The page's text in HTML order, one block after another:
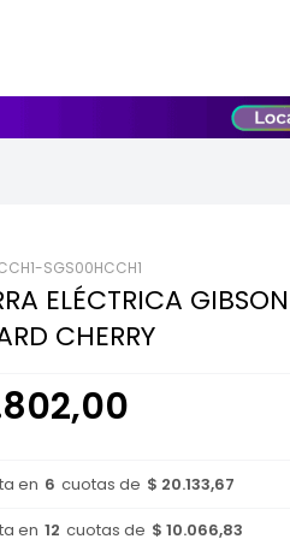
SGS00HCCH1
ELÉCTRICA
CHERRY
en 6 cuotas de $ 20.133,67
en 12 cuotas de $ 10.066,83